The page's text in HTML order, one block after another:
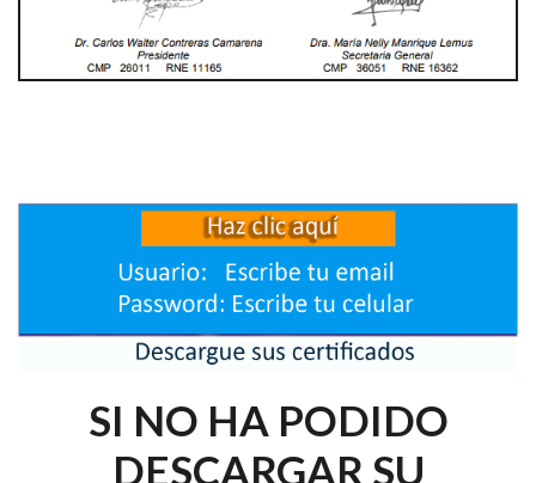
SI NO HA PODIDO
DESCARGAR SU